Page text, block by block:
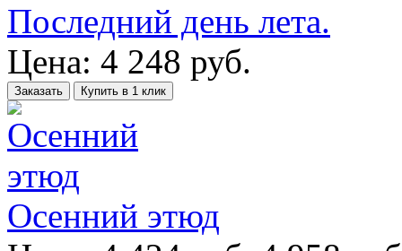
Последний день лета.
Цена: 4 248 руб.
Заказать Купить в 1 клик
Осенний этюд